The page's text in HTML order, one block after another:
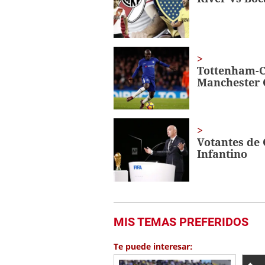
secondsVolume
0%
Tottenham-
Manchester
Votantes de
Infantino
MIS TEMAS PREFERIDOS
Te puede interesar: